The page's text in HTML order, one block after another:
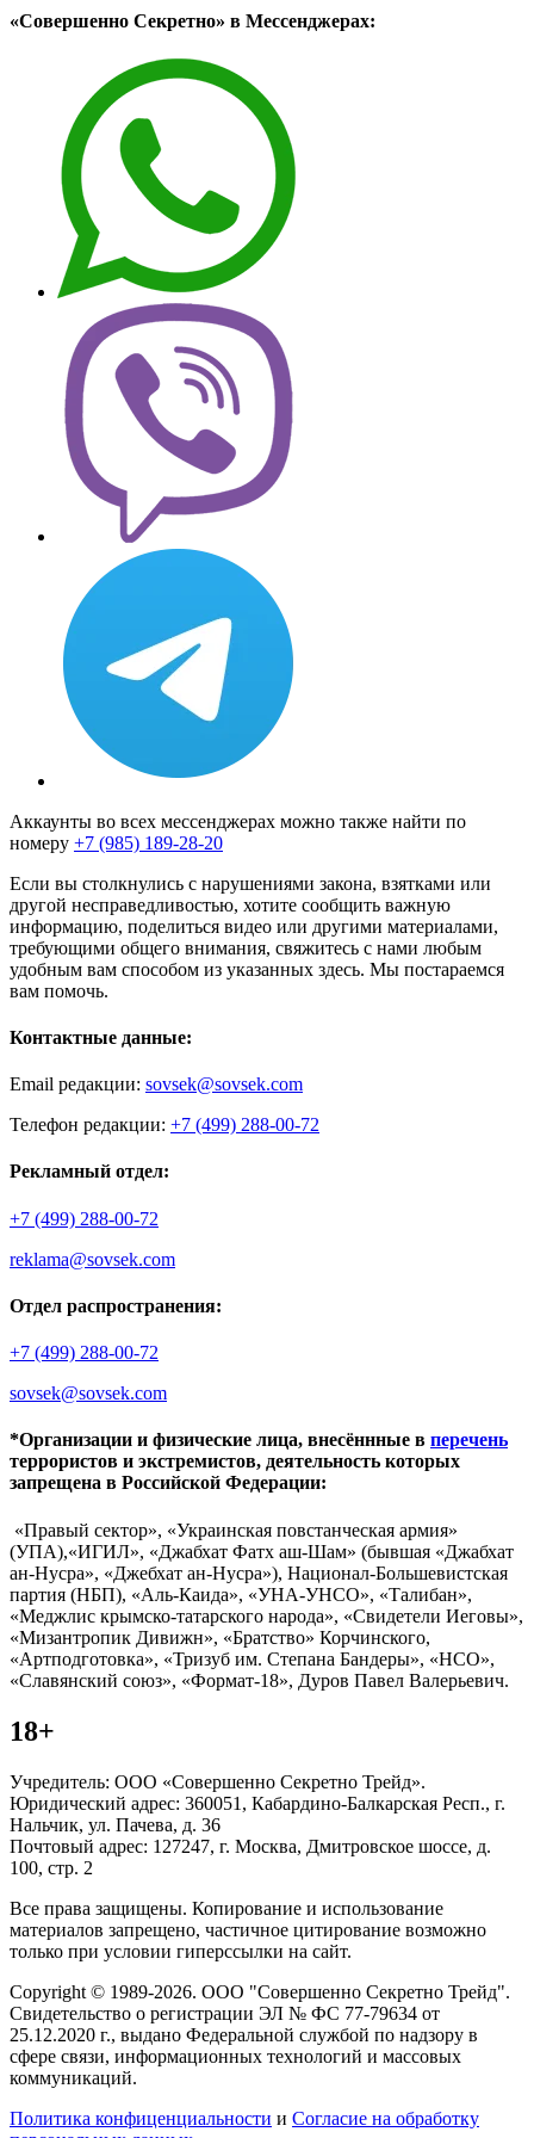
«Совершенно Секретно» в Мессенджерах:
Аккаунты во всех мессенджерах можно также найти по
номеру +7 (985) 189-28-20
Если вы столкнулись с нарушениями закона, взятками или
другой несправедливостью, хотите сообщить важную
информацию, поделиться видео или другими материалами,
требующими общего внимания, свяжитесь с нами любым
удобным вам способом из указанных здесь. Мы постараемся
вам помочь.
Контактные данные:
Email редакции: sovsek@sovsek.com
Телефон редакции: +7 (499) 288-00-72
Рекламный отдел:
+7 (499) 288-00-72
reklama@sovsek.com
Отдел распространения:
+7 (499) 288-00-72
sovsek@sovsek.com
*Организации и физические лица, внесённные в перечень
террористов и экстремистов, деятельность которых
запрещена в Российской Федерации:
«Правый сектор», «Украинская повстанческая армия»
(УПА),«ИГИЛ», «Джабхат Фатх аш-Шам» (бывшая «Джабхат
ан-Нусра», «Джебхат ан-Нусра»), Национал-Большевистская
партия (НБП), «Аль-Каида», «УНА-УНСО», «Талибан»,
«Меджлис крымско-татарского народа», «Свидетели Иеговы»,
«Мизантропик Дивижн», «Братство» Корчинского,
«Артподготовка», «Тризуб им. Степана Бандеры», «НСО»,
«Славянский союз», «Формат-18», Дуров Павел Валерьевич.
18+
Учредитель: ООО «Совершенно Секретно Трейд».
Юридический адрес: 360051, Кабардино-Балкарская Респ., г.
Нальчик, ул. Пачева, д. 36
Почтовый адрес: 127247, г. Москва, Дмитровское шоссе, д.
100, стр. 2
Все права защищены. Копирование и использование
материалов запрещено, частичное цитирование возможно
только при условии гиперссылки на сайт.
Copyright © 1989-2026. ООО "Совершенно Секретно Трейд".
Свидетельство о регистрации ЭЛ № ФС 77-79634 от
25.12.2020 г., выдано Федеральной службой по надзору в
сфере связи, информационных технологий и массовых
коммуникаций.
Политика конфиценциальности и Согласие на обработку